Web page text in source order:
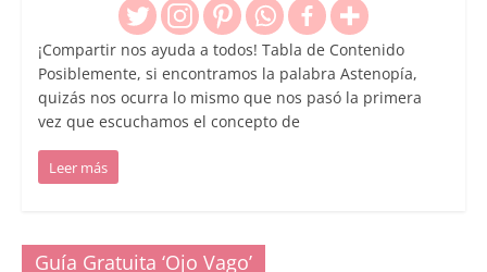
¡Compartir nos ayuda a todos! Tabla de Contenido
Posiblemente, si encontramos la palabra Astenopía,
quizás nos ocurra lo mismo que nos pasó la primera
vez que escuchamos el concepto de
Leer más
Guía Gratuita ‘Ojo Vago’